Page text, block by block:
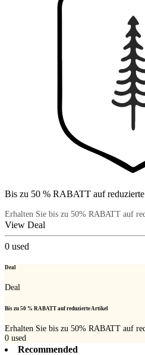
Bis zu 50 % RABATT auf
Erhalten Sie bis zu 50% RABATT auf
View Deal
0 used
Deal
Deal
Bis zu 50 % RABATT auf reduzierte Artikel
Erhalten Sie bis zu 50% RABATT auf
0 used
Recommended